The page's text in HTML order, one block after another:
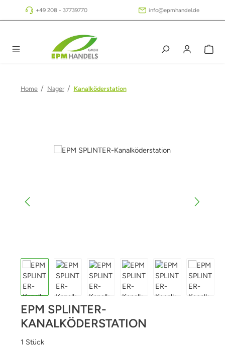
Zum Hauptinhalt springen
+49 208 - 37739770 info@epmhandel.de
Home / Nager / Kanalköderstation
Bildergalerie überspringen
EPM SPLINTER-
KANALKÖDERSTATION
1 Stück